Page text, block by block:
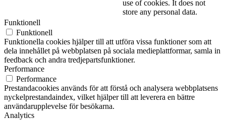
use of cookies. It does not
store any personal data.
Funktionell
Funktionell
Funktionella cookies hjälper till att utföra vissa funktioner som att
dela innehållet på webbplatsen på sociala medieplattformar, samla in
feedback och andra tredjepartsfunktioner.
Performance
Performance
Prestandacookies används för att förstå och analysera webbplatsens
nyckelprestandaindex, vilket hjälper till att leverera en bättre
användarupplevelse för besökarna.
Analytics